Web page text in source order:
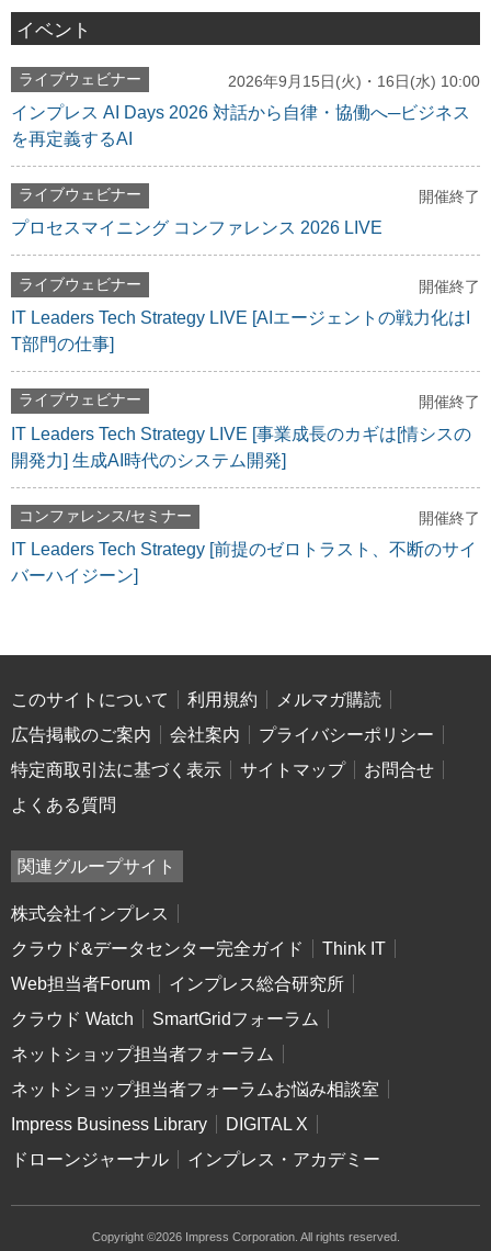
イベント
ライブウェビナー 2026年9月15日(火)・16日(水) 10:00
インプレス AI Days 2026 対話から自律・協働へ─ビジネス
を再定義するAI
ライブウェビナー 開催終了
プロセスマイニング コンファレンス 2026 LIVE
ライブウェビナー 開催終了
IT Leaders Tech Strategy LIVE [AIエージェントの戦力化はI
T部門の仕事]
ライブウェビナー 開催終了
IT Leaders Tech Strategy LIVE [事業成長のカギは[情シスの
開発力] 生成AI時代のシステム開発]
コンファレンス/セミナー 開催終了
IT Leaders Tech Strategy [前提のゼロトラスト、不断のサイ
バーハイジーン]
このサイトについて 利用規約
メルマガ購読
広告掲載のご案内
会社案内
プライバシーポリシー
特定商取引法に基づく表示
サイトマップ
お問合せ
よくある質問
関連グループサイト
株式会社インプレス
クラウド&データセンター完全ガイド
Think IT
Web担当者Forum
インプレス総合研究所
クラウド Watch
SmartGridフォーラム
ネットショップ担当者フォーラム
ネットショップ担当者フォーラムお悩み相談室
Impress Business Library
DIGITAL X
ドローンジャーナル
インプレス・アカデミー
Copyright ©2026 Impress Corporation. All rights reserved.